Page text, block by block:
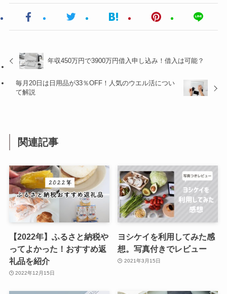
年収450万円で3900万円借入申し込み！借入は可能？
毎月20日は日用品が33％OFF！人気のウエル活につい
て解説
関連記事
【2022年】ふるさと納税や
ってよかった！おすすめ返
礼品を紹介
2022年12月15日
ヨシケイを利用してみた感
想。写真付きでレビュー
2021年3月15日